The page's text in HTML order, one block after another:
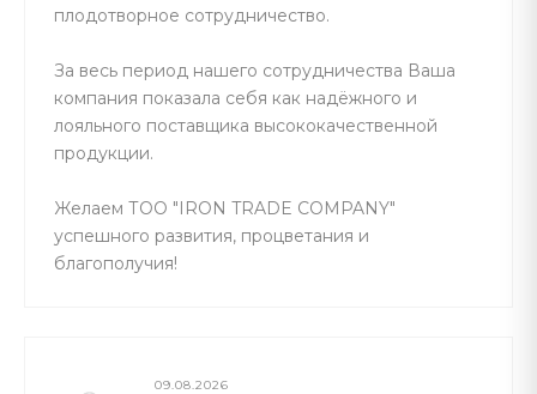
плодотворное сотрудничество.
За весь период нашего сотрудничества Ваша
компания показала себя как надёжного и
лояльного поставщика высококачественной
продукции.
Желаем ТОО "IRON TRADE COMPANY"
успешного развития, процветания и
благополучия!
09.08.2026